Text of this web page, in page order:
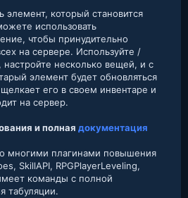
элемент, который становится
использовать
чтобы принудительно
на сервере. Используйте /
несколько вещей, и с
элемент будет обновляться
щелкает его в своем инвентаре и
на сервер.
и полная документация
многими плагинами повышения
SkillAPI, RPGPlayerLeveling,
команды с полной
табуляции.